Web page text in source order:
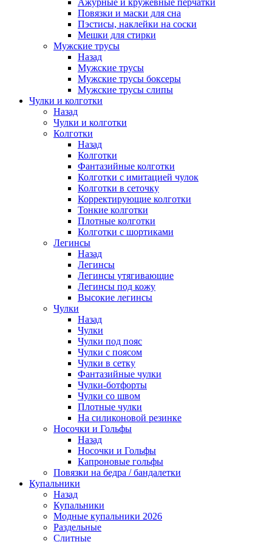
Ажурные и кружевные перчатки
Повязки и маски для сна
Пэстисы, наклейки на соски
Мешки для стирки
Мужские трусы
Назад
Мужские трусы
Мужские трусы боксеры
Мужские трусы слипы
Чулки и колготки
Назад
Чулки и колготки
Колготки
Назад
Колготки
Фантазийные колготки
Колготки с имитацией чулок
Колготки в сеточку
Корректирующие колготки
Тонкие колготки
Плотные колготки
Колготки с шортиками
Легинсы
Назад
Легинсы
Легинсы утягивающие
Легинсы под кожу
Высокие легинсы
Чулки
Назад
Чулки
Чулки под пояс
Чулки с поясом
Чулки в сетку
Фантазийные чулки
Чулки-ботфорты
Чулки со швом
Плотные чулки
На силиконовой резинке
Носочки и Гольфы
Назад
Носочки и Гольфы
Капроновые гольфы
Повязки на бедра / бандалетки
Купальники
Назад
Купальники
Модные купальники 2026
Раздельные
Слитные